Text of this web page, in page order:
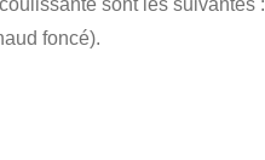
sont les
foncé).